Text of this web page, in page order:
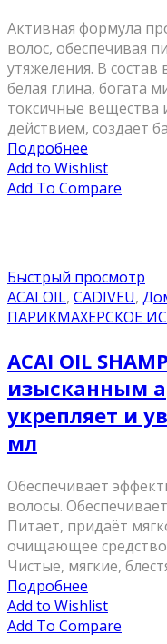
Активная формула
волос, обеспечивая
утяжеления. В
белая глина, богата
токсичные
действием, создает
Подробнее
Add to Wishlist
Add To Compare
Быстрый просмотр
ACAI OIL, CADIVEU,
ПАРИКМАХЕРСКОЕ
ACAI OIL
изысканным
укрепляет и
мл
Обеспечивает
волосы.
Питает, придаёт
очищающее средство
Чистые, мягкие,
Подробнее
Add to Wishlist
Add To Compare